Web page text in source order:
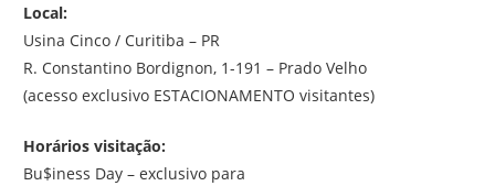
Local:
Usina Cinco / Curitiba – PR
R. Constantino Bordignon, 1-191 – Prado Velho
(acesso exclusivo ESTACIONAMENTO visitantes)
Horários visitação:
Bu$iness Day – exclusivo para